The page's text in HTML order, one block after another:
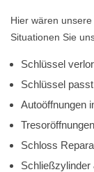
Hier wären
Situationen Sie
Schlüssel
Schlüssel
Autoöffnungen
Schloss
Schließzylinder